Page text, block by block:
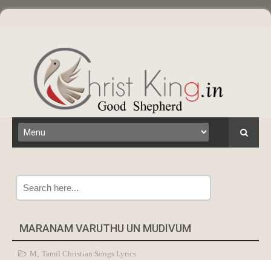
MARANAM VARUTHU UN MUDIVUM
M, Tamil Christian Songs Lyrics